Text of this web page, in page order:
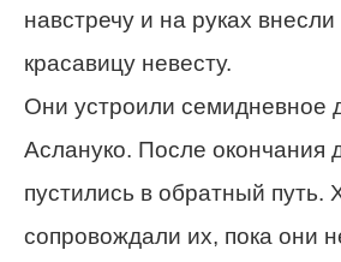
навстречу и на руках
красавицу невесту.
Они устроили семидневное
Аслануко. После окончания
пустились в обратный путь.
сопровождали их, пока они